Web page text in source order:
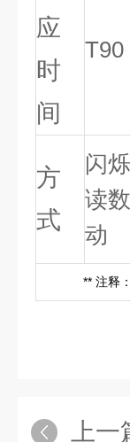
应
时
间
T90
方
式
闪
读
动
** 注释
上一